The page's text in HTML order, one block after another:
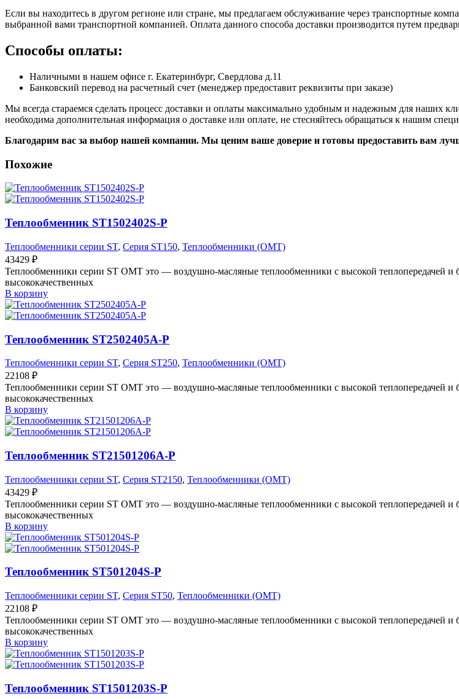
Если вы находитесь в другом регионе или стране, мы предлагаем обслуживание через транспортные
выбранной вами транспортной компанией. Оплата данного способа доставки производится путем
Способы оплаты:
Наличными в нашем офисе г. Екатеринбург, Свердлова д.11
Банковский перевод на расчетный счет (менеджер предоставит реквизиты при заказе)
Мы всегда стараемся сделать процесс доставки и оплаты максимально удобным и надежным для наших
необходима дополнительная информация о доставке или оплате, не стесняйтесь обращаться к нашим
Благодарим вас за выбор нашей компании. Мы ценим ваше доверие и готовы предоставить вам
Похожие
Теплообменник ST1502402S-P
Теплообменники серии ST, Серия ST150, Теплообменники (OMT)
43429 ₽
Теплообменники серии ST OMT это — воздушно-масляные теплообменники с высокой теплопередачей
высококачественных
В корзину
Теплообменник ST2502405A-P
Теплообменники серии ST, Серия ST250, Теплообменники (OMT)
22108 ₽
Теплообменники серии ST OMT это — воздушно-масляные теплообменники с высокой теплопередачей
высококачественных
В корзину
Теплообменник ST21501206A-P
Теплообменники серии ST, Серия ST2150, Теплообменники (OMT)
43429 ₽
Теплообменники серии ST OMT это — воздушно-масляные теплообменники с высокой теплопередачей
высококачественных
В корзину
Теплообменник ST501204S-P
Теплообменники серии ST, Серия ST50, Теплообменники (OMT)
22108 ₽
Теплообменники серии ST OMT это — воздушно-масляные теплообменники с высокой теплопередачей
высококачественных
В корзину
Теплообменник ST1501203S-P